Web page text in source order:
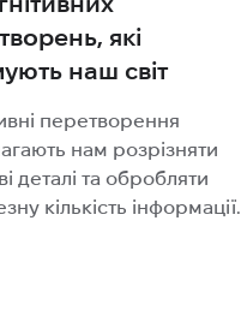
які
наш світ
перетворення
нам розрізняти
деталі та обробляти
кількість інформації.